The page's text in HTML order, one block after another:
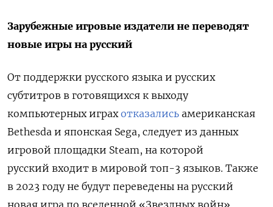
Зарубежные игровые издатели не переводят
новые игры на русский
От поддержки русского языка и русских
субтитров в готовящихся к выходу
компьютерных играхотказались американская
Bethesda и японская Sega, следует из данных
игровой площадки Steam, на которой
русский входит в мировой топ-3 языков. Также
в 2023 году не будут переведены на русский
новая игра по вселенной «Звездных войн»